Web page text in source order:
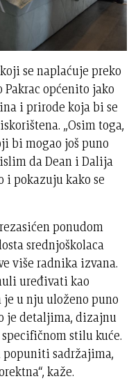
se naplaćuje preko
općenito jako
i prirode koja bi se
„Osim toga,
bi mogao još puno
da Dean i Dalija
i pokazuju kako se
ponudom
srednjoškolaca
više radnika izvana.
uređivati kao
u nju uloženo puno
je detaljima, dizajnu
stilu kuće.
sadržajima,
kaže.